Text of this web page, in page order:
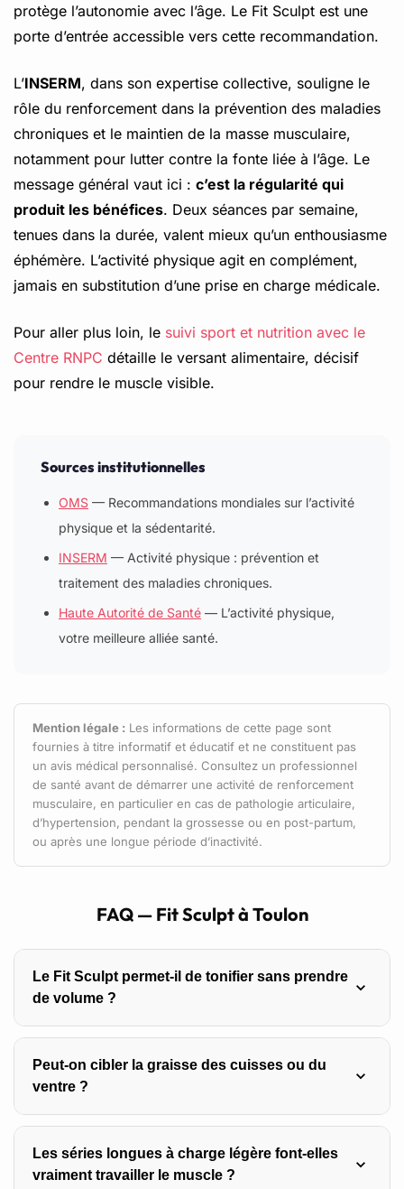
protège l’autonomie avec l’âge. Le Fit Sculpt est une
porte d’entrée accessible vers cette recommandation.
L’INSERM, dans son expertise collective, souligne le
rôle du renforcement dans la prévention des maladies
chroniques et le maintien de la masse musculaire,
notamment pour lutter contre la fonte liée à l’âge. Le
message général vaut ici : c’est la régularité qui
produit les bénéfices. Deux séances par semaine,
tenues dans la durée, valent mieux qu’un enthousiasme
éphémère. L’activité physique agit en complément,
jamais en substitution d’une prise en charge médicale.
Pour aller plus loin, le suivi sport et nutrition avec le
Centre RNPC détaille le versant alimentaire, décisif
pour rendre le muscle visible.
Sources institutionnelles
OMS — Recommandations mondiales sur l’activité
physique et la sédentarité.
INSERM — Activité physique : prévention et
traitement des maladies chroniques.
Haute Autorité de Santé — L’activité physique,
votre meilleure alliée santé.
Mention légale : Les informations de cette page sont
fournies à titre informatif et éducatif et ne constituent pas
un avis médical personnalisé. Consultez un professionnel
de santé avant de démarrer une activité de renforcement
musculaire, en particulier en cas de pathologie articulaire,
d’hypertension, pendant la grossesse ou en post-partum,
ou après une longue période d’inactivité.
FAQ — Fit Sculpt à Toulon
Le Fit Sculpt permet-il de tonifier sans prendre
de volume ?
distinct du muscle : un corps « tonique » est un corps où
assez fine. Le Fit Sculpt construit du muscle,
modérément et progressivement — le résultat est une
silhouette plus ferme, sans prise de volume
Peut-on cibler la graisse des cuisses ou du
ventre ?
Non. La perte de graisse localisée n’existe pas : travailler
une zone renforce le muscle, mais ne fait pas fondre la
Les séries longues à charge légère font-elles
vraiment travailler le muscle ?